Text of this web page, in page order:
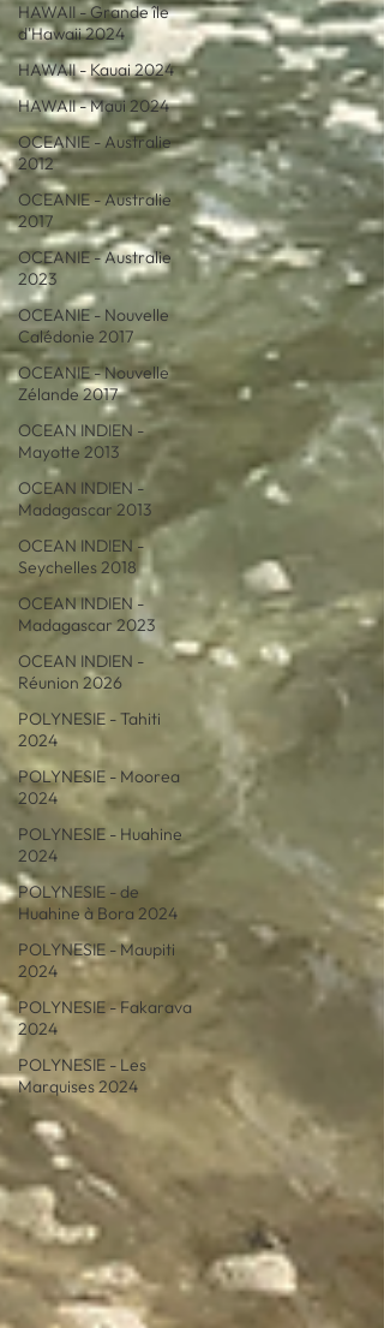
HAWAII - Grande île
d'Hawaii 2024
HAWAII - Kauai 2024
HAWAII - Maui 2024
OCEANIE - Australie
2012
OCEANIE - Australie
2017
OCEANIE - Australie
2023
OCEANIE - Nouvelle
Calédonie 2017
OCEANIE - Nouvelle
Zélande 2017
OCEAN INDIEN -
Mayotte 2013
OCEAN INDIEN -
Madagascar 2013
OCEAN INDIEN -
Seychelles 2018
OCEAN INDIEN -
Madagascar 2023
OCEAN INDIEN -
Réunion 2026
POLYNESIE - Tahiti
2024
POLYNESIE - Moorea
2024
POLYNESIE - Huahine
2024
POLYNESIE - de
Huahine à Bora 2024
POLYNESIE - Maupiti
2024
POLYNESIE - Fakarava
2024
POLYNESIE - Les
Marquises 2024